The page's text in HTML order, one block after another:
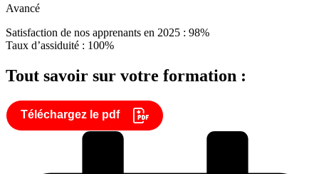
Avancé
Satisfaction de nos apprenants en 2025 : 98%
Taux d’assiduité : 100%
Tout savoir sur votre formation :
Téléchargez le pdf